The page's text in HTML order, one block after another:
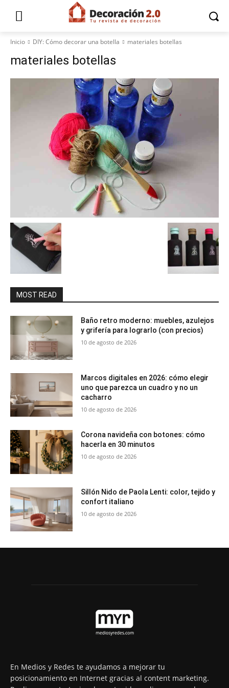
Inicio DIY: Cómo decorar una botella materiales botellas
materiales botellas
MOST READ
Baño retro moderno: muebles, azulejos
y grifería para lograrlo (con precios)
10 de agosto de 2026
Marcos digitales en 2026: cómo elegir
uno que parezca un cuadro y no un
cacharro
10 de agosto de 2026
Corona navideña con botones: cómo
hacerla en 30 minutos
10 de agosto de 2026
Sillón Nido de Paola Lenti: color, tejido y
confort italiano
10 de agosto de 2026
En Medios y Redes te ayudamos a mejorar tu
posicionamiento en Internet gracias al content marketing.